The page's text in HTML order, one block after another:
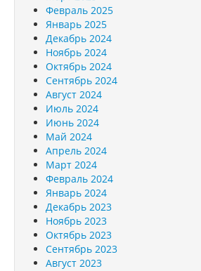
Февраль 2025
Январь 2025
Декабрь 2024
Ноябрь 2024
Октябрь 2024
Сентябрь 2024
Август 2024
Июль 2024
Июнь 2024
Май 2024
Апрель 2024
Март 2024
Февраль 2024
Январь 2024
Декабрь 2023
Ноябрь 2023
Октябрь 2023
Сентябрь 2023
Август 2023